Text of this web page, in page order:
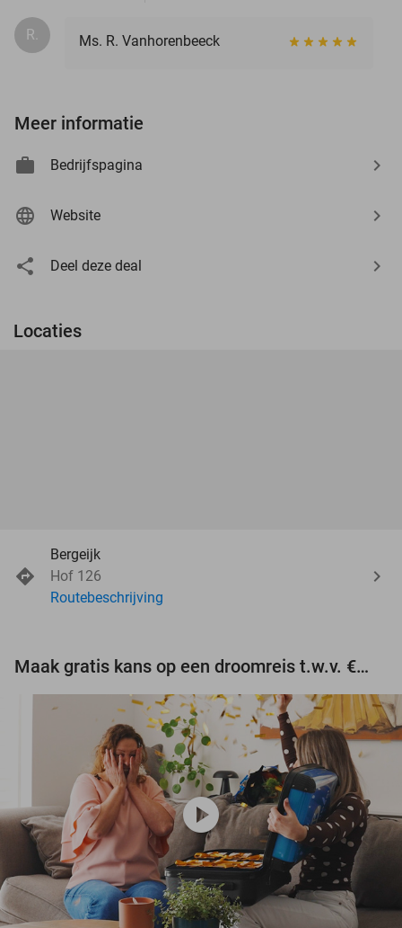
R. Ms. R. Vanhorenbeeck
Meer informatie
Bedrijfspagina
Website
Deel deze deal
Locaties
Bergeijk
Hof 126
Routebeschrijving
Maak gratis kans op een droomreis t.w.v. €3.000!
play_circle